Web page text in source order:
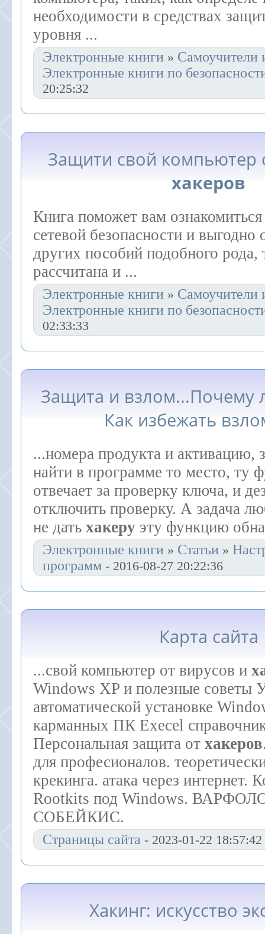
необходимости в средствах
уровня ...
Электронные книги » Самоучители
Электронные книги по
20:25:32
Защити свой компьютер
хакеров
Книга поможет вам
сетевой безопасности и выгодно
других пособий подобного рода,
рассчитана и ...
Электронные книги » Самоучители
Электронные книги по
02:33:33
Защита и взлом...Почему
Как избежать
...номера продукта и активацию,
найти в программе то место, ту
отвечает за проверку ключа, и
отключить проверку. А задача
не дать хакеру эту функцию
Электронные книги » Статьи »
программ - 2016-08-27 20:22:36
Карта сайта
...свой компьютер от вирусов и
Windows XP и полезные советы
автоматической установке
карманных ПК Execel
Персональная защита от хакеров
для професионалов.
крекинга. атака через интернет.
Rootkits под Windows.
СОБЕЙКИС.
Страницы сайта - 2023-01-22 18:57:42
Хакинг: искусство